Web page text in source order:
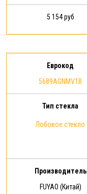
5 154 руб
Еврокод
5689AGNMV1B
Тип стекла
Лобовое стекло
Производитель
FUYAO (Китай)